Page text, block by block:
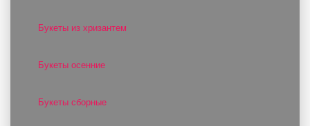
Букеты из хризантем
Букеты осенние
Букеты сборные